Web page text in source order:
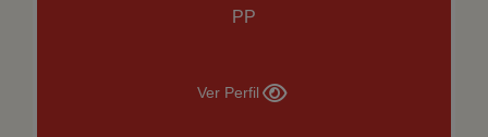
PP
Ver Perfil